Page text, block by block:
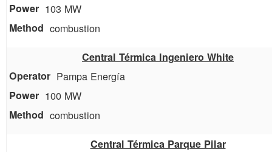
103 MW
combustion
Central Térmica Ingeniero White
Pampa Energía
100 MW
combustion
Central Térmica Parque Pilar